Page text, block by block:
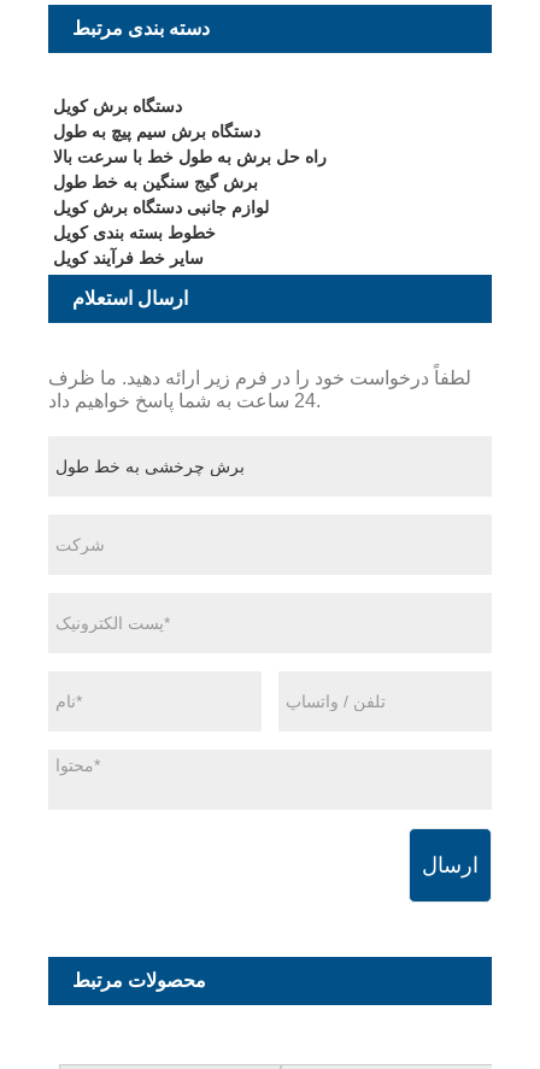
دسته بندی مرتبط
دستگاه برش کویل
دستگاه برش سیم پیچ به طول
راه حل برش به طول خط با سرعت بالا
برش گیج سنگین به خط طول
لوازم جانبی دستگاه برش کویل
خطوط بسته بندی کویل
سایر خط فرآیند کویل
ارسال استعلام
لطفاً درخواست خود را در فرم زیر ارائه دهید. ما ظرف
24 ساعت به شما پاسخ خواهیم داد.
ارسال
محصولات مرتبط